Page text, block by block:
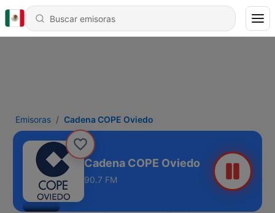
Emisoras Cadena COPE Oviedo
Cadena COPE Oviedo
90.7 FM